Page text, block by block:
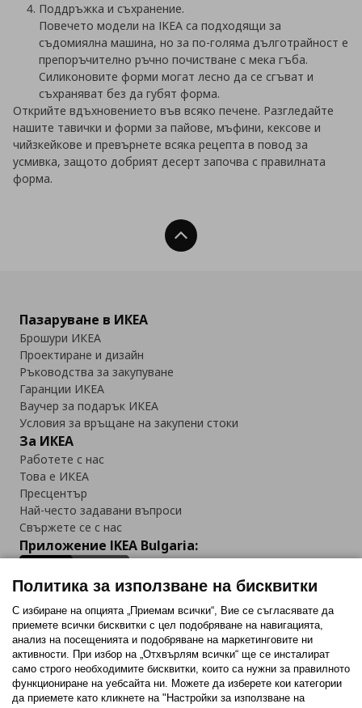
Поддръжка и съхранение.
Повечето модели на IKEA са подходящи за
съдомиялна машина, но за по-голяма дълготрайност е
препоръчително ръчно почистване с мека гъба.
Силиконовите форми могат лесно да се сгъват и
съхраняват без да губят форма.
Открийте вдъхновението във всяко печене. Разгледайте
нашите тавички и форми за пайове, мъфини, кексове и
чийзкейкове и превърнете всяка рецепта в повод за
усмивка, защото добрият десерт започва с правилната
форма.
Нагоре
Пазаруване в ИКЕА
Брошури ИКЕА
Проектиране и дизайн
Ръководства за закупуване
Гаранции ИКЕА
Ваучер за подарък ИКЕА
Условия за връщане на закупени стоки
За ИКЕА
Работете с нас
Това е ИКЕА
Пресцентър
Най-често задавани въпроси
Свържете се с нас
Приложение IKEA Bulgaria:
Последвайте ни:
FacebookTwitterYoutubePinterestInstagram
Политика за използване на бисквитки
С избиране на опцията „Приемам всички“, Вие се съгласявате да
приемете всички бисквитки с цел подобряване на навигацията,
анализ на посещенията и подобряване на маркетинговите ни
активности. При избор на „Отхвърлям всички“ ще се инсталират
само строго необходимитe бисквитки, които са нужни за правилното
функциониране на уебсайта ни. Можете да изберете кои категории
да приемете като кликнете на "Настройки за използване на